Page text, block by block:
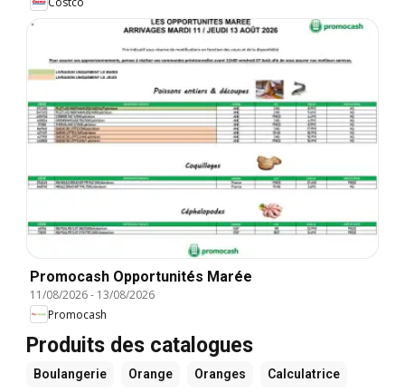
Promocash Opportunités Marée
11/08/2026- 13/08/2026
Promocash
Produits des catalogues
Boulangerie Orange Oranges Calculatrice